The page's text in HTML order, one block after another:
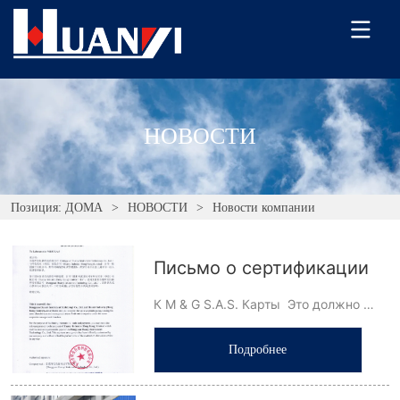
НОВОСТИ
Позиция: ДОМА > НОВОСТИ > Новости компании
Письмо о сертификации
К M & G S.A.S. Карты  Это должно
подтвердить, что Компания
Dongguan Huanyi Instrument
Technology Co., Ltd. а также Хуаньи
Подробнее